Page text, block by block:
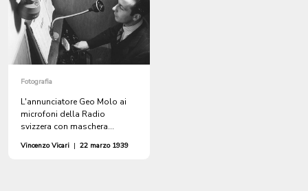
Fotografia
L'annunciatore Geo Molo ai
microfoni della Radio
svizzera con maschera
Vincenzo Vicari | 22 marzo 1939